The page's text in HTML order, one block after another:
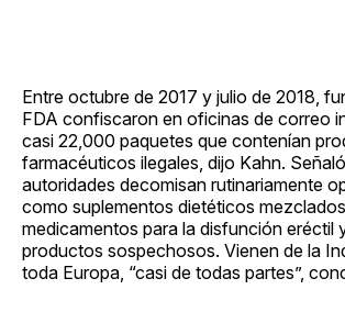
Entre octubre de 2017 y julio de 2018,
FDA confiscaron en oficinas de correo
casi 22,000 paquetes que contenían
farmacéuticos ilegales, dijo Kahn.
autoridades decomisan rutinariamente
como suplementos dietéticos
medicamentos para la disfunción eréctil
productos sospechosos. Vienen de la
toda Europa, “casi de todas partes”,